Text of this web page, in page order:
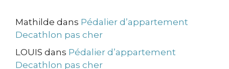
Mathilde dans Pédalier d’appartement
Decathlon pas cher
LOUIS dans Pédalier d’appartement
Decathlon pas cher